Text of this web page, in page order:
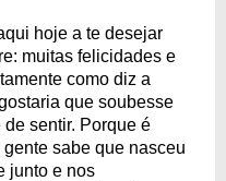
hoje a te desejar
muitas felicidades e
como diz a
que soubesse
sentir. Porque é
sabe que nasceu
junto e nos